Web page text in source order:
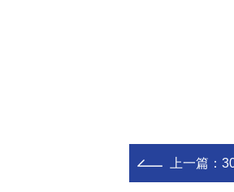
上一篇：